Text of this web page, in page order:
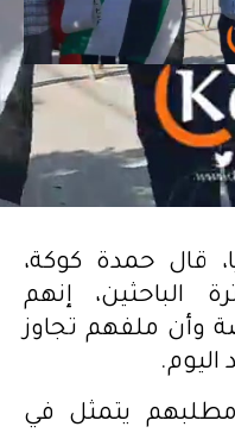
قال حمدة كوكة،
الباحثين، إنهم
وأن ملفهم تجاوز
يتمثل في